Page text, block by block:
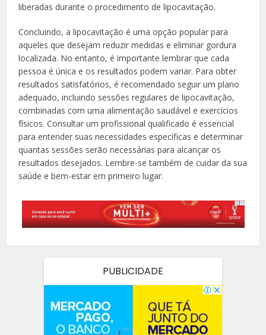
liberadas durante o procedimento de lipocavitação.
Concluindo, a lipocavitação é uma opção popular para
aqueles que desejam reduzir medidas e eliminar gordura
localizada. No entanto, é importante lembrar que cada
pessoa é única e os resultados podem variar. Para obter
resultados satisfatórios, é recomendado seguir um plano
adequado, incluindo sessões regulares de lipocavitação,
combinadas com uma alimentação saudável e exercícios
físicos. Consultar um profissional qualificado é essencial
para entender suas necessidades específicas e determinar
quantas sessões serão necessárias para alcançar os
resultados desejados. Lembre-se também de cuidar da sua
saúde e bem-estar em primeiro lugar.
PUBLICIDADE